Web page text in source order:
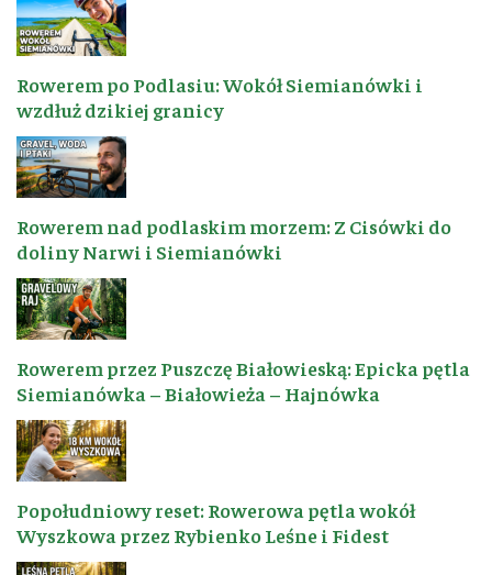
Rowerem po Podlasiu: Wokół Siemianówki i
wzdłuż dzikiej granicy
Rowerem nad podlaskim morzem: Z Cisówki do
doliny Narwi i Siemianówki
Rowerem przez Puszczę Białowieską: Epicka pętla
Siemianówka – Białowieża – Hajnówka
Popołudniowy reset: Rowerowa pętla wokół
Wyszkowa przez Rybienko Leśne i Fidest